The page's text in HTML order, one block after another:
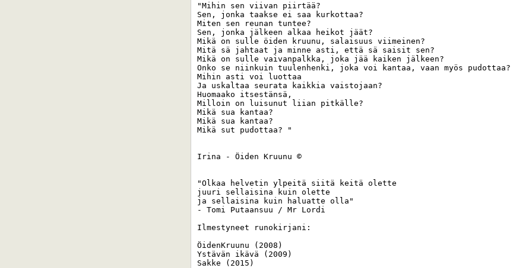
"Mihin sen viivan piirtää?
Sen, jonka taakse ei saa kurkottaa?
Miten sen reunan tuntee?
Sen, jonka jälkeen alkaa heikot jäät?
Mikä on sulle öiden kruunu, salaisuus viimeinen?
Mitä sä jahtaat ja minne asti, että sä saisit sen?
Mikä on sulle vaivanpalkka, joka jää kaiken jälkeen?
Onko se niinkuin tuulenhenki, joka voi kantaa, vaan myös pudottaa?
Mihin asti voi luottaa
Ja uskaltaa seurata kaikkia vaistojaan?
Huomaako itsestänsä,
Milloin on luisunut liian pitkälle?
Mikä sua kantaa?
Mikä sua kantaa?
Mikä sut pudottaa? "
Irina - Öiden Kruunu ©
"Olkaa helvetin ylpeitä siitä keitä olette
juuri sellaisina kuin olette
ja sellaisina kuin haluatte olla"
- Tomi Putaansuu / Mr Lordi
Ilmestyneet runokirjani:
ÖidenKruunu (2008)
Ystävän ikävä (2009)
Sakke (2015)